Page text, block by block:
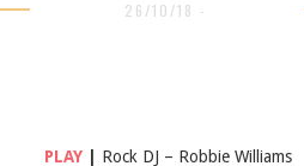
26/10/18 -
PLAY| Rock DJ – Robbie Williams